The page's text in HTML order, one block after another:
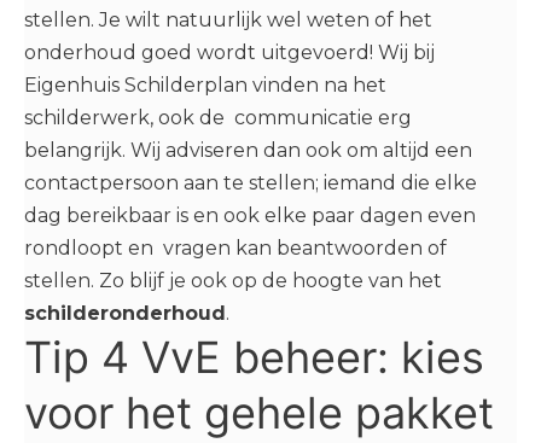
stellen. Je wilt natuurlijk wel weten of het
onderhoud goed wordt uitgevoerd! Wij bij
Eigenhuis Schilderplan vinden na het
schilderwerk, ook de communicatie erg
belangrijk. Wij adviseren dan ook om altijd een
contactpersoon aan te stellen; iemand die elke
dag bereikbaar is en ook elke paar dagen even
rondloopt en vragen kan beantwoorden of
stellen. Zo blijf je ook op de hoogte van het
schilderonderhoud.
Tip 4 VvE beheer: kies
voor het gehele pakket